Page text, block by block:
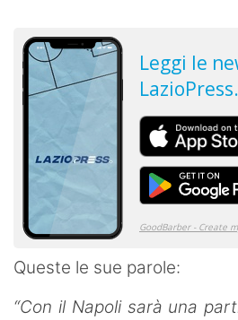
Queste le sue parole:
“Con il Napoli sarà una